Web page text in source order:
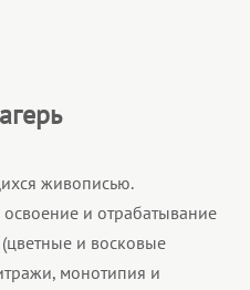
живописью.
и отрабатывание
и восковые
монотипия и